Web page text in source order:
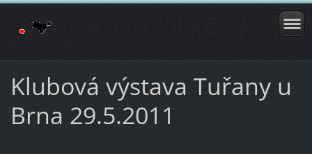
Klubová výstava Tuřany u
Brna 29.5.2011